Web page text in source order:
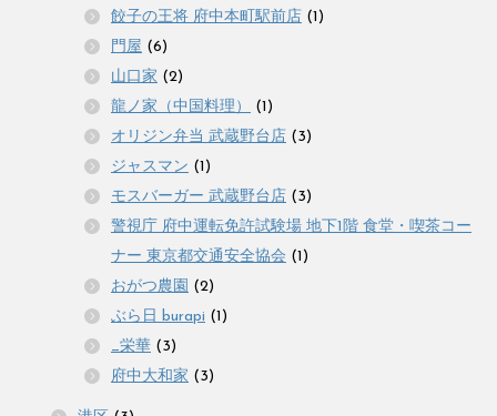
餃子の王将 府中本町駅前店 (1)
門屋 (6)
山口家 (2)
龍ノ家（中国料理）
(1)
オリジン弁当 武蔵野台店 (3)
ジャスマン (1)
モスバーガー 武蔵野台店 (3)
警視庁 府中運転免許試験場 地下1階 食堂・喫茶コー
ナー 東京都交通安全協会 (1)
おがつ農園 (2)
ぶら日 burapi (1)
_栄華 (3)
府中大和家 (3)